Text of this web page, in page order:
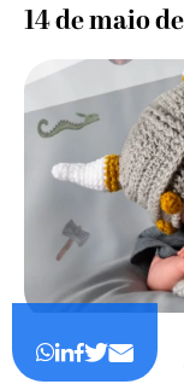
14 de maio